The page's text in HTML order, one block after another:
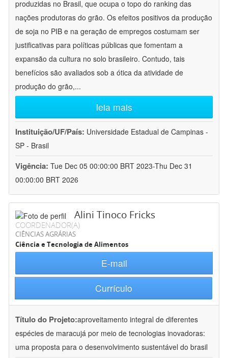
produzidas no Brasil, que ocupa o topo do ranking das
nações produtoras do grão. Os efeitos positivos da produção
de soja no PIB e na geração de empregos costumam ser
justificativas para políticas públicas que fomentam a
expansão da cultura no solo brasileiro. Contudo, tais
benefícios são avaliados sob a ótica da atividade de
produção do grão,...
leia mais
Instituição/UF/País: Universidade Estadual de Campinas -
SP - Brasil
Vigência: Tue Dec 05 00:00:00 BRT 2023-Thu Dec 31
00:00:00 BRT 2026
Alini Tinoco Fricks
COORDENADOR(A)
CIÊNCIAS AGRÁRIAS
Ciência e Tecnologia de Alimentos
E-mail
Currículo
Título do Projeto:aproveitamento integral de diferentes
espécies de maracujá por meio de tecnologias inovadoras:
uma proposta para o desenvolvimento sustentável do brasil